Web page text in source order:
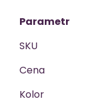
Parametr
SKU
Cena
Kolor